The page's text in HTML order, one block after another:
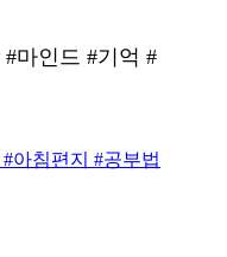
마인드 #기억 #
#아침편지 #공부법